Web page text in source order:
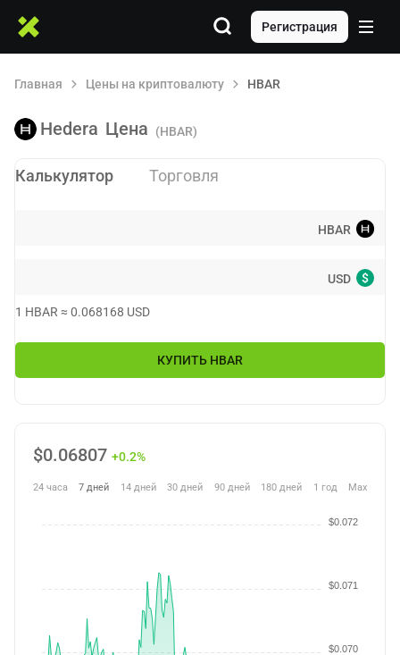
Регистрация
Главная Цены на криптовалюту HBAR
Hedera Цена (HBAR)
Калькулятор Торговля
HBAR
USD $
1 HBAR ≈ 0.068168 USD
КУПИТЬ HBAR
$0.06807 +0.2%
24 часа 7 дней 14 дней 30 дней 90 дней 180 дней 1 год Max
$0.070
$0.071
$0.072